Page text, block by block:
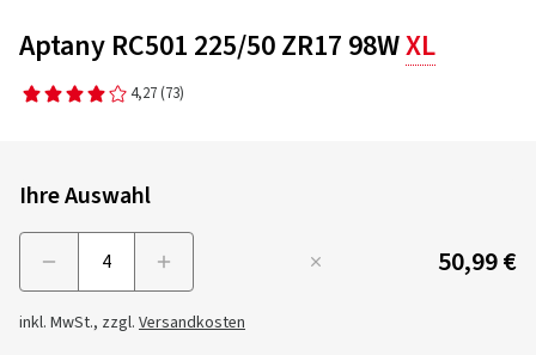
Aptany RC501 225/50 ZR17 98WXL
4,27 (73)
Ihre Auswahl
50,99 €
inkl. MwSt., zzgl. Versandkosten